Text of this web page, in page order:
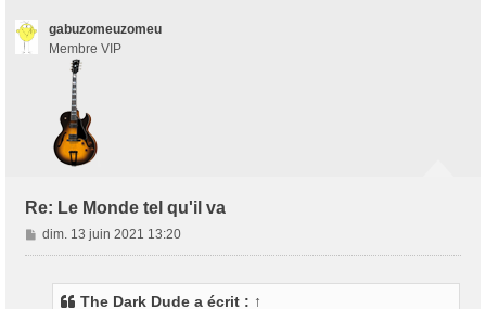
gabuzomeuzomeu
Membre VIP
Re: Le Monde tel qu'il va
M
e
dim. 13 juin 2021 13:20
The Dark Dude a écrit : ↑